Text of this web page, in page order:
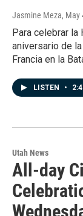
Jasmine Meza, May
Para celebrar la
aniversario de
Francia en la
LISTEN •
Utah News
All-day